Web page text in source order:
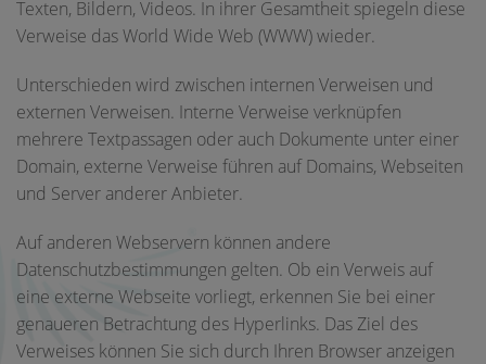
Texten, Bildern, Videos. In ihrer Gesamtheit spiegeln diese
Verweise das World Wide Web (WWW) wieder.
Unterschieden wird zwischen internen Verweisen und
externen Verweisen. Interne Verweise verknüpfen
mehrere Textpassagen oder auch Dokumente unter einer
Domain, externe Verweise führen auf Domains, Webseiten
und Server anderer Anbieter.
Auf anderen Webservern können andere
Datenschutzbestimmungen gelten. Ob ein Verweis auf
eine externe Webseite vorliegt, erkennen Sie bei einer
genaueren Betrachtung des Hyperlinks. Das Ziel des
Verweises können Sie sich durch Ihren Browser anzeigen